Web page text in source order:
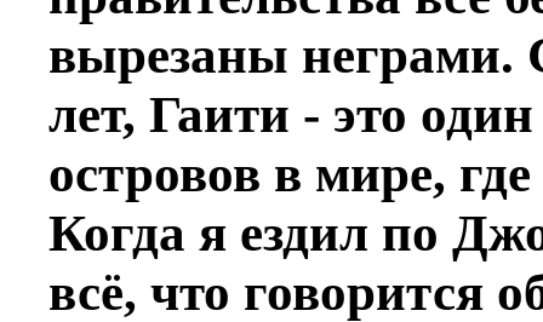
вырезаны неграми.
лет, Гаити - это
островов в мире,
Когда я ездил по
всё, что говорится